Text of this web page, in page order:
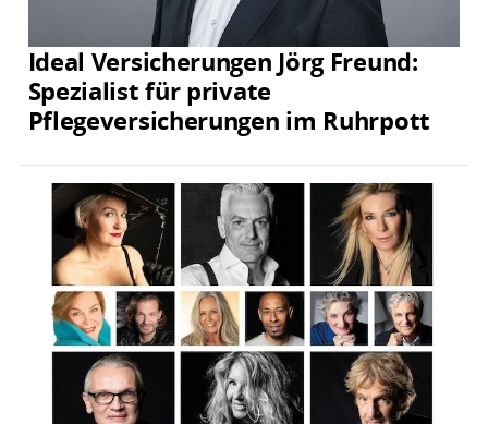
Ideal Versicherungen Jörg Freund:
Spezialist für private
Pflegeversicherungen im Ruhrpott